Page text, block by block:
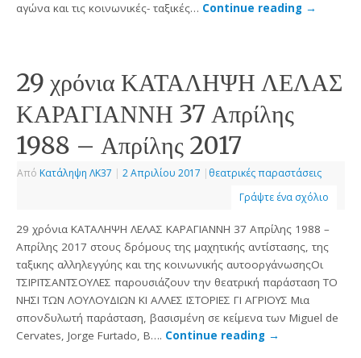
αγώνα και τις κοινωνικές- ταξικές… Continue reading →
29 χρόνια ΚΑΤΑΛΗΨΗ ΛΕΛΑΣ
ΚΑΡΑΓΙΑΝΝΗ 37 Απρίλης
1988 – Απρίλης 2017
Από Κατάληψη ΛΚ37 | 2 Απριλίου 2017 | θεατρικές παραστάσεις
Γράψτε ένα σχόλιο
29 χρόνια ΚΑΤΑΛΗΨΗ ΛΕΛΑΣ ΚΑΡΑΓΙΑΝΝΗ 37 Απρίλης 1988 –
Απρίλης 2017 στους δρόμους της μαχητικής αντίστασης, της
ταξικης αλληλεγγύης και της κοινωνικής αυτοοργάνωσηςΟι
ΤΣΙΡΙΤΣΑΝΤΣΟΥΛΕΣ παρουσιάζουν την θεατρική παράσταση ΤΟ
ΝΗΣΙ ΤΩΝ ΛΟΥΛΟΥΔΙΩΝ ΚΙ ΑΛΛΕΣ ΙΣΤΟΡΙΕΣ ΓΙ ΑΓΡΙΟΥΣ Μια
σπονδυλωτή παράσταση, βασισμένη σε κείμενα των Miguel de
Cervates, Jorge Furtado, B…. Continue reading →